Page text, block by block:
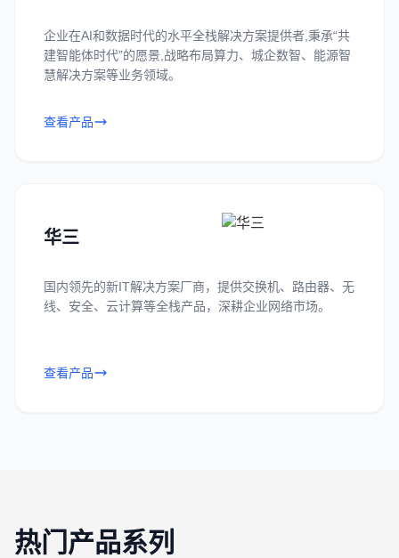
企业在AI和数据时代的水平全栈解决方案提供者,秉承“共
建智能体时代”的愿景,战略布局算力、城企数智、能源智
慧解决方案等业务领域。
查看产品
华三
国内领先的新IT解决方案厂商，提供交换机、路由器、无
线、安全、云计算等全栈产品，深耕企业网络市场。
查看产品
热门产品系列